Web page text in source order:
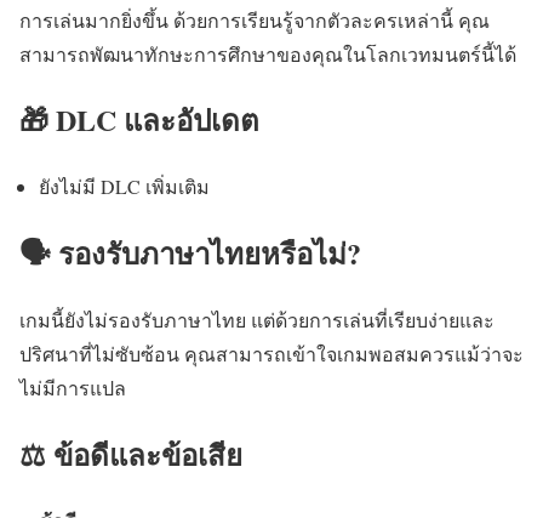
การเล่นมากยิ่งขึ้น ด้วยการเรียนรู้จากตัวละครเหล่านี้ คุณ
สามารถพัฒนาทักษะการศึกษาของคุณในโลกเวทมนตร์นี้ได้
🎁 DLC และอัปเดต
ยังไม่มี DLC เพิ่มเติม
🗣️ รองรับภาษาไทยหรือไม่?
เกมนี้ยังไม่รองรับภาษาไทย แต่ด้วยการเล่นที่เรียบง่ายและ
ปริศนาที่ไม่ซับซ้อน คุณสามารถเข้าใจเกมพอสมควรแม้ว่าจะ
ไม่มีการแปล
⚖️ ข้อดีและข้อเสีย